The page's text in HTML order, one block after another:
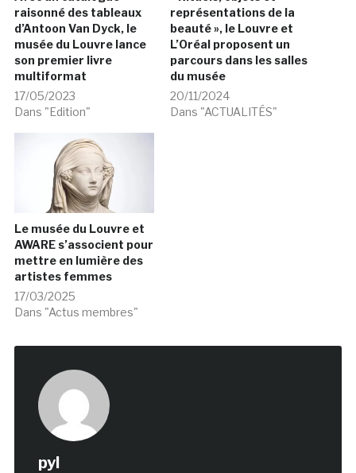
raisonné des tableaux
d’Antoon Van Dyck, le
musée du Louvre lance
son premier livre
multiformat
17/05/2023
Dans "Edition"
représentations de la
beauté », le Louvre et
L’Oréal proposent un
parcours dans les salles
du musée
20/11/2024
Dans "ACTUALITÉS"
Le musée du Louvre et
AWARE s’associent pour
mettre en lumière des
artistes femmes
17/03/2025
Dans "Actus membres"
pyl